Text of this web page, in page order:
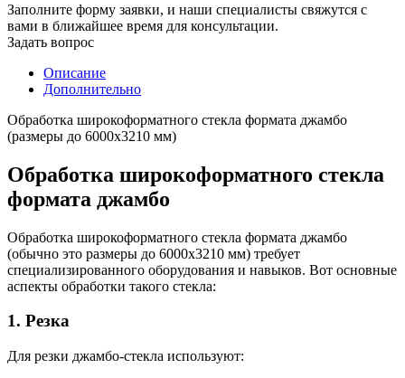
Заполните форму заявки, и наши специалисты свяжутся с
вами в ближайшее время для консультации.
Задать вопрос
Описание
Дополнительно
Обработка широкоформатного стекла формата джамбо
(размеры до 6000x3210 мм)
Обработка широкоформатного стекла
формата джамбо
Обработка широкоформатного стекла формата джамбо
(обычно это размеры до 6000x3210 мм) требует
специализированного оборудования и навыков. Вот основные
аспекты обработки такого стекла:
1. Резка
Для резки джамбо-стекла используют: